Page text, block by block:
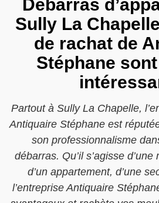
Débarras
Sully La
de rachat de
Stéphane
Partout à Sully La Chapelle,
Antiquaire Stéphane est
son professionnalisme
débarras. Qu’il s’agisse
d’un appartement, d’une
l’entreprise Antiquaire